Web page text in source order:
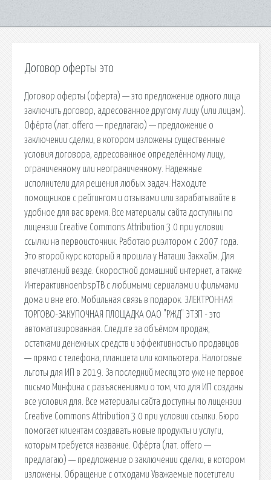
Договор оферты это
Договор оферты (оферта) — это предложение одного лица
заключить договор, адресованное другому лицу (или лицам).
Офе́рта (лат. offero — предлагаю) — предложение о
заключении сделки, в котором изложены существенные
условия договора, адресованное определённому лицу,
ограниченному или неограниченному. Надежные
исполнители для решения любых задач. Находите
помощников с рейтингом и отзывами или зарабатывайте в
удобное для вас время. Все материалы сайта доступны по
лицензии Creative Commons Attribution 3.0 при условии
ссылки на первоисточник. Работаю риэлтором с 2007 года.
Это второй курс который я прошла у Наташи Закхайм. Для
впечатлений везде. Скоростной домашний интернет, а также
ИнтерактивноеnbspТВ с любимыми сериалами и фильмами
дома и вне его. Мобильная связь в подарок. ЭЛЕКТРОННАЯ
ТОРГОВО-ЗАКУПОЧНАЯ ПЛОЩАДКА ОАО "РЖД" ЭТЗП - это
автоматизированная. Следите за объёмом продаж,
остатками денежных средств и эффективностью продавцов
— прямо с телефона, планшета или компьютера. Налоговые
льготы для ИП в 2019. За последний месяц это уже не первое
письмо Минфина с разъяснениями о том, что для ИП созданы
все условия для. Все материалы сайта доступны по лицензии
Creative Commons Attribution 3.0 при условии ссылки. Бюро
помогает клиентам создавать новые продукты и услуги,
которым требуется название. Офе́рта (лат. offero —
предлагаю) — предложение о заключении сделки, в котором
изложены. Обращение с отходами Уважаемые посетители